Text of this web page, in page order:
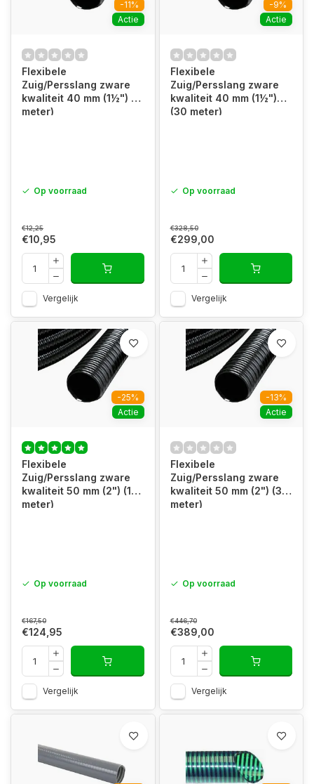
-11%
Actie
Flexibele
Zuig/Persslang zware
kwaliteit 40 mm (1½") (1
meter)
Op voorraad
€12,25
€10,95
Vergelijk
-9%
Actie
Flexibele
Zuig/Persslang zware
kwaliteit 40 mm (1½")
(30 meter)
Op voorraad
€328,50
€299,00
Vergelijk
-25%
Actie
Flexibele
Zuig/Persslang zware
kwaliteit 50 mm (2") (10
meter)
Op voorraad
€167,50
€124,95
Vergelijk
-13%
Actie
Flexibele
Zuig/Persslang zware
kwaliteit 50 mm (2") (30
meter)
Op voorraad
€446,70
€389,00
Vergelijk